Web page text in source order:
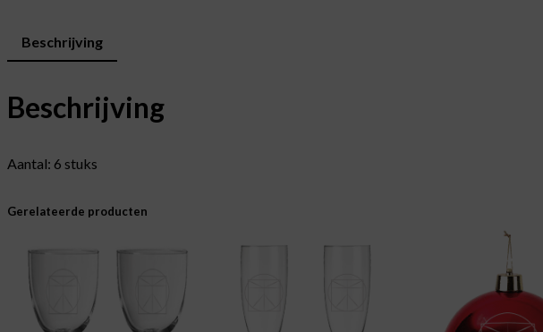
Beschrijving
Beschrijving
Aantal: 6 stuks
Gerelateerde producten